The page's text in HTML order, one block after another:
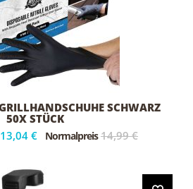
SCHWARZ
50X STÜCK
13,04 € Normalpreis 14,99 €